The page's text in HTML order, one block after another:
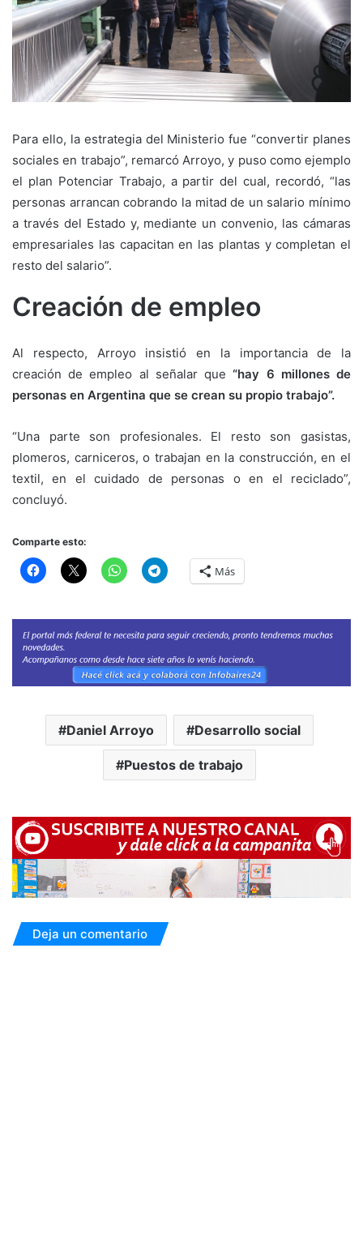
Para ello, la estrategia del Ministerio fue “convertir planes
sociales en trabajo”, remarcó Arroyo, y puso como ejemplo
el plan Potenciar Trabajo, a partir del cual, recordó, “las
personas arrancan cobrando la mitad de un salario mínimo
a través del Estado y, mediante un convenio, las cámaras
empresariales las capacitan en las plantas y completan el
resto del salario”.
Creación de empleo
Al respecto, Arroyo insistió en la importancia de la
creación de empleo al señalar que“hay 6 millones de
personas en Argentina que se crean su propio trabajo”.
“Una parte son profesionales. El resto son gasistas,
plomeros, carniceros, o trabajan en la construcción, en el
textil, en el cuidado de personas o en el reciclado”,
concluyó.
Comparte esto:
Más
Daniel Arroyo Desarrollo social
Puestos de trabajo
Deja un comentario